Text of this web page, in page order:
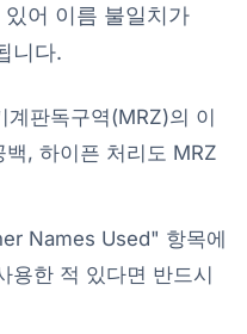
어 이름 불일치가
니다.
계판독구역(MRZ)의 이
, 하이픈 처리도 MRZ
Names Used" 항목에
용한 적 있다면 반드시